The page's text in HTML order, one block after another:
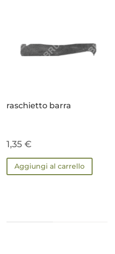
raschietto barra
1,35€
Aggiungi al carrello